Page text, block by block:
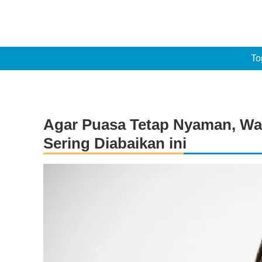
Agar Puasa Tetap Nyaman,
Sering Diabaikan ini